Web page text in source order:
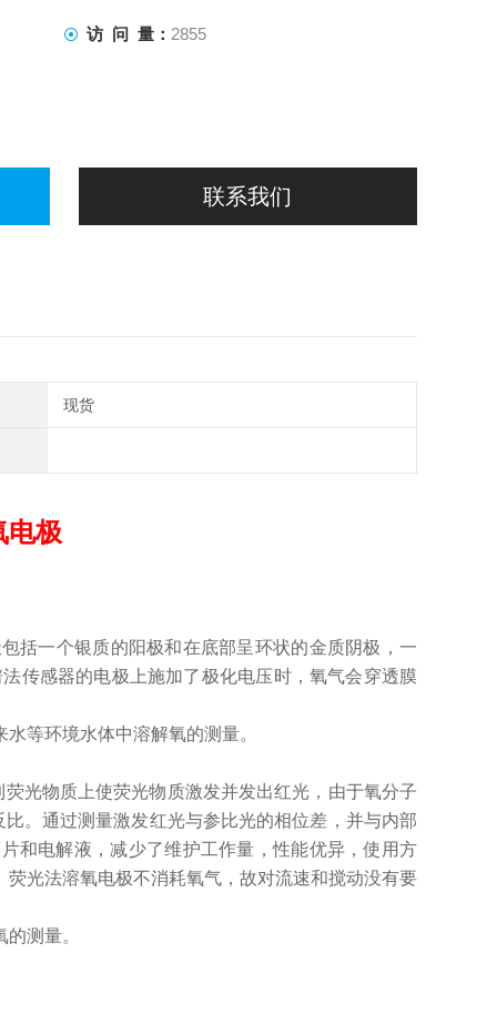
访 问 量： 2855
联系我们
现货
电极
括一个银质的阳极和在底部呈环状的金质阴极，一
传感器的电极上施加了极化电压时，氧气会穿透膜
等环境水体中溶解氧的测量。
光物质上使荧光物质激发并发出红光，由于氧分子
。通过测量激发红光与参比光的相位差，并与内部
和电解液，减少了维护工作量，性能优异，使用方
光法溶氧电极不消耗氧气，故对流速和搅动没有要
测量。